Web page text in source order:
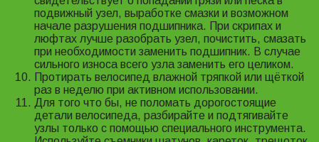
подвижный узел, выработке смазки и возможном
начале разрушения подшипника. При скрипах и
люфтах лучше разобрать узел, почистить, смазать
при необходимости заменить подшипник. В случае
сильного износа всего узла заменить его целиком.
Протирать велосипед влажной тряпкой или щёткой
раз в неделю при активном использовании.
Для того что бы, не поломать дорогостоящие
детали велосипеда, разбирайте и подтягивайте
узлы только с помощью специального инструмента.